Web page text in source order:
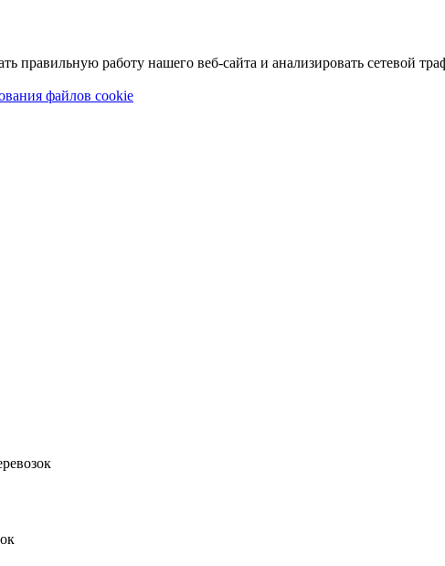
правильную работу нашего веб-сайта и анализировать сетевой
файлов cookie